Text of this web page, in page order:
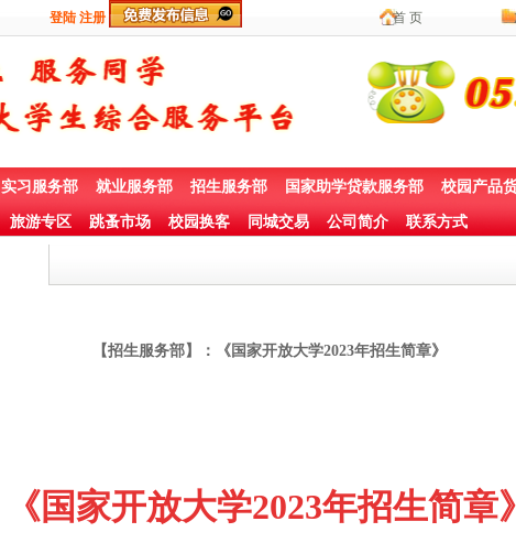
登陆 注册 首 页
实习服务部 就业服务部 招生服务部 国家助学贷款服务部 校园产品
旅游专区 跳蚤市场 校园换客 同城交易 公司简介 联系方式
【招生服务部】：《国家开放大学2023年招生简章》
《国家开放大学2023年招生简章